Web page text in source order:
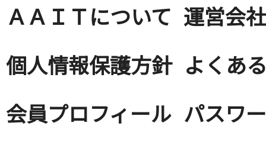
ＡＡＩＴについて 運営会社
個人情報保護方針 よくあ
会員プロフィール パスワ